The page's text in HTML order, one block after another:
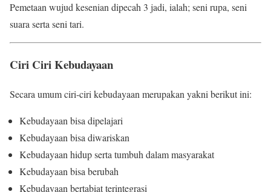
Pemetaan wujud kesenian dipecah 3 jadi, ialah; seni rupa, seni
suara serta seni tari.
Ciri Ciri Kebudayaan
Secara umum ciri-ciri kebudayaan merupakan yakni berikut ini:
Kebudayaan bisa dipelajari
Kebudayaan bisa diwariskan
Kebudayaan hidup serta tumbuh dalam masyarakat
Kebudayaan bisa berubah
Kebudayaan bertabiat terintegrasi